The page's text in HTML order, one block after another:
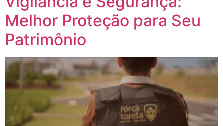
Melhor Proteção para Seu
Patrimônio